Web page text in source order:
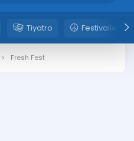
Tiyatro Festivaller
Fresh Fest